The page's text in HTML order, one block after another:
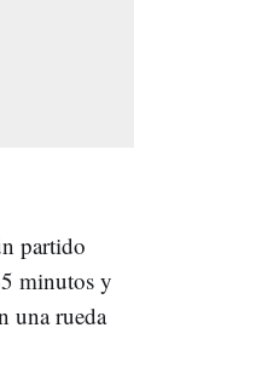
partido
minutos y
una rueda